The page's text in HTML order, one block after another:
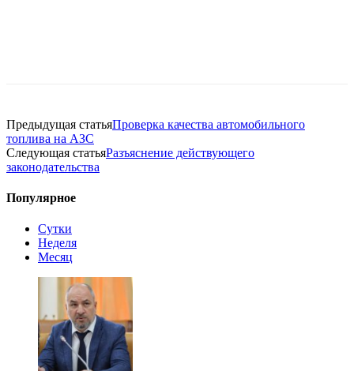
Предыдущая статьяПроверка качества автомобильного
топлива на АЗС
Следующая статьяРазъяснение действующего
законодательства
Популярное
Сутки
Неделя
Месяц